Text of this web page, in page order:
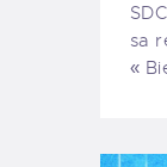
sa
«